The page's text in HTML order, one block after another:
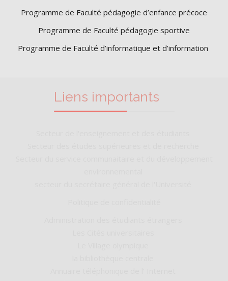
Programme de Faculté pédagogie d’enfance précoce
Programme de Faculté pédagogie sportive
Programme de Faculté d’informatique et d’information
Liens importants